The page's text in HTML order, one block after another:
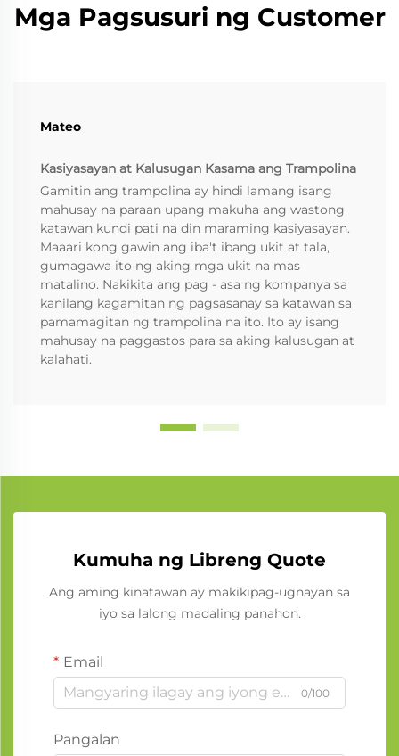
Mga Pagsusuri ng Customer
Mateo
Kasiyasayan at Kalusugan Kasama ang Trampolina
Gamitin ang trampolina ay hindi lamang isang
mahusay na paraan upang makuha ang wastong
katawan kundi pati na din maraming kasiyasayan.
Maaari kong gawin ang iba't ibang ukit at tala,
gumagawa ito ng aking mga ukit na mas
matalino. Nakikita ang pag - asa ng kompanya sa
kanilang kagamitan ng pagsasanay sa katawan sa
pamamagitan ng trampolina na ito. Ito ay isang
mahusay na paggastos para sa aking kalusugan at
kalahati.
Kumuha ng Libreng Quote
Ang aming kinatawan ay makikipag-ugnayan sa
iyo sa lalong madaling panahon.
Email
0/100
Pangalan